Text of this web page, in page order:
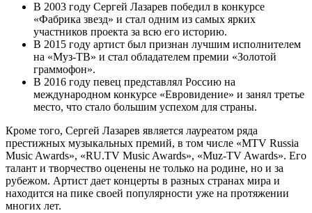
В 2003 году Сергей Лазарев победил в конкурсе
«Фабрика звезд» и стал одним из самых ярких
участников проекта за всю его историю.
В 2015 году артист был признан лучшим исполнителем
на «Муз-ТВ» и стал обладателем премии «Золотой
граммофон».
В 2016 году певец представлял Россию на
международном конкурсе «Евровидение» и занял третье
место, что стало большим успехом для страны.
Кроме того, Сергей Лазарев является лауреатом ряда
престижных музыкальных премий, в том числе «MTV Russia
Music Awards», «RU.TV Music Awards», «Muz-TV Awards». Его
талант и творчество оценены не только на родине, но и за
рубежом. Артист дает концерты в разных странах мира и
находится на пике своей популярности уже на протяжении
многих лет.